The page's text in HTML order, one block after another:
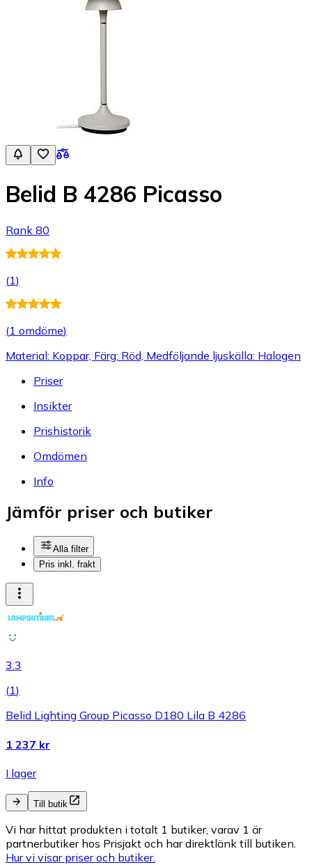
Belid B 4286 Picasso
Rank 80
(1)
(1 omdöme)
Material: Koppar, Färg: Röd, Medföljande ljuskälla: Halogen
Priser
Insikter
Prishistorik
Omdömen
Info
Jämför priser och butiker
Alla filter
Pris inkl. frakt
3.3
(1)
Belid Lighting Group Picasso D180 Lila B 4286
1 237 kr
I lager
Till butik
Vi har hittat produkten i totalt 1 butiker, varav 1 är
partnerbutiker hos Prisjakt och har direktlänk till butiken.
Hur vi visar priser och butiker.